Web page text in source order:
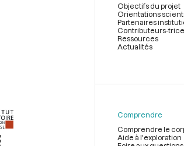
page
Objectifs du projet
Orientations
Partenaires
Contributeurs-
Ressources
Actualités
Comprendre
Comprendre le
Aide à l'exploration